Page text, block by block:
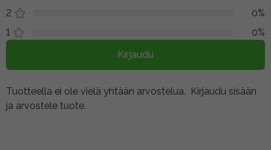
2
0%
1
0%
Kirjaudu
Tuotteella ei ole vielä yhtään arvostelua. Kirjaudu sisään
ja arvostele tuote.